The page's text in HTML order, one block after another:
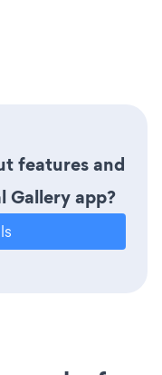
features and
Gallery app?